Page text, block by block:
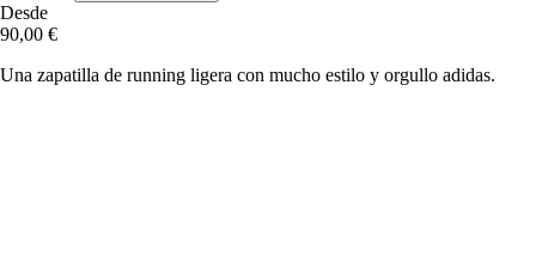
Desde
90,00 €
Una zapatilla de running ligera con mucho estilo y orgullo adidas.